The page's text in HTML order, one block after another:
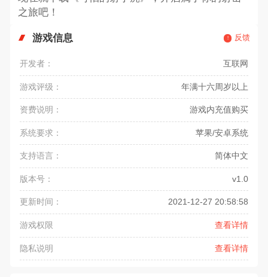
之旅吧！
游戏信息 反馈
开发者： 互联网
游戏评级： 年满十六周岁以上
资费说明： 游戏内充值购买
系统要求： 苹果/安卓系统
支持语言： 简体中文
版本号： v1.0
更新时间： 2021-12-27 20:58:58
游戏权限 查看详情
隐私说明 查看详情